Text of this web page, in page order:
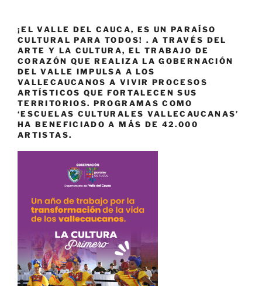
¡EL VALLE DEL CAUCA, ES UN PARAÍSO
CULTURAL PARA TODOS! . A TRAVÉS DEL
ARTE Y LA CULTURA, EL TRABAJO DE
CORAZÓN QUE REALIZA LA GOBERNACIÓN
DEL VALLE IMPULSA A LOS
VALLECAUCANOS A VIVIR PROCESOS
ARTÍSTICOS QUE FORTALECEN SUS
TERRITORIOS. PROGRAMAS COMO
‘ESCUELAS CULTURALES VALLECAUCANAS’
HA BENEFICIADO A MÁS DE 42.000
ARTISTAS.